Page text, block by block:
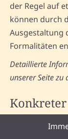
der Regel auf
können durch
Ausgestaltung
Formalitäten
Detaillierte
unserer Seite zu
in